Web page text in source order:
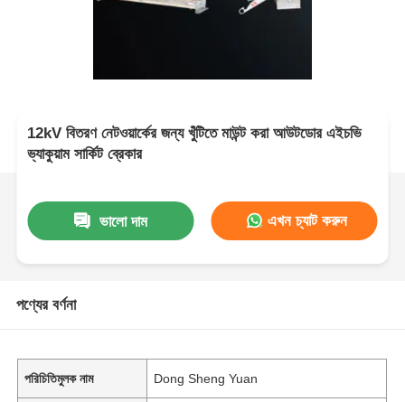
12kV বিতরণ নেটওয়ার্কের জন্য খুঁটিতে মাউন্ট করা আউটডোর এইচভি
ভ্যাকুয়াম সার্কিট ব্রেকার
ভালো দাম এখন চ্যাট করুন
পণ্যের বর্ণনা
পরিচিতিমুলক নাম Dong Sheng Yuan